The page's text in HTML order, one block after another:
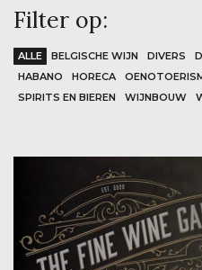
Filter op:
ALLE BELGISCHE WIJN DIVERS
HABANO
HORECA
SPIRITS EN BIEREN
WIJNBOUW